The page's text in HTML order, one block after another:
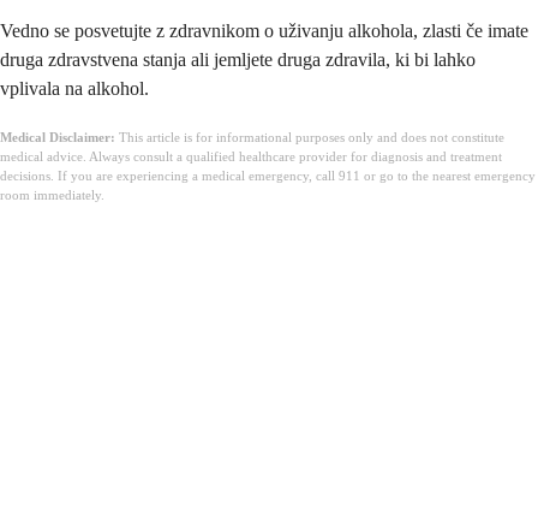
Vedno se posvetujte z zdravnikom o uživanju alkohola, zlasti če imate
druga zdravstvena stanja ali jemljete druga zdravila, ki bi lahko
vplivala na alkohol.
Medical Disclaimer: This article is for informational purposes only and does not constitute
medical advice. Always consult a qualified healthcare provider for diagnosis and treatment
decisions. If you are experiencing a medical emergency, call 911 or go to the nearest emergency
room immediately.